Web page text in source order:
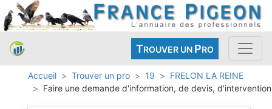
TROUVER UN PRO
Accueil Trouver un pro 19
FRELON LA REINE
Faire une demande d'information, de devis, d'intervention